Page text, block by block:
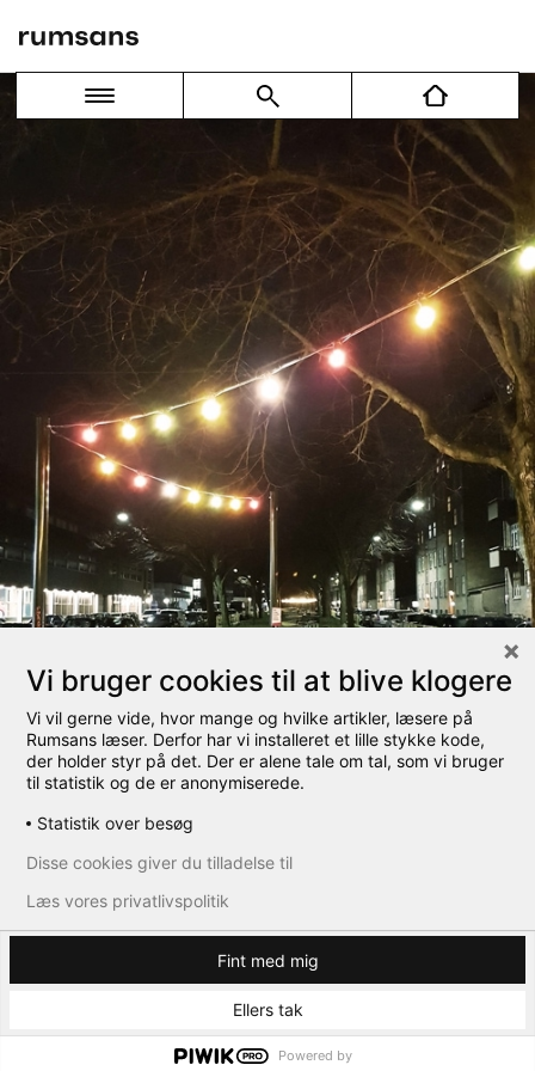
Vi bruger cookies til at blive klogere
Vi vil gerne vide, hvor mange og hvilke artikler, læsere på
Rumsans læser. Derfor har vi installeret et lille stykke kode,
der holder styr på det. Der er alene tale om tal, som vi bruger
til statistik og de er anonymiserede.
Statistik over besøg
Fint med mig
Ellers tak
Disse cookies giver du tilladelse til
Læs vores privatlivspolitik
Powered by